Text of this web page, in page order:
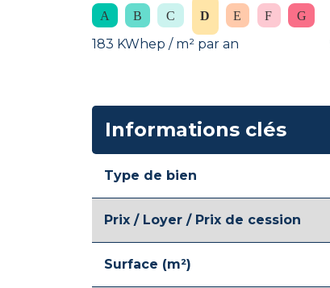
183 KWhep / m² par an
Informations clés
Type de bien
Prix / Loyer / Prix de cession
Surface (m²)